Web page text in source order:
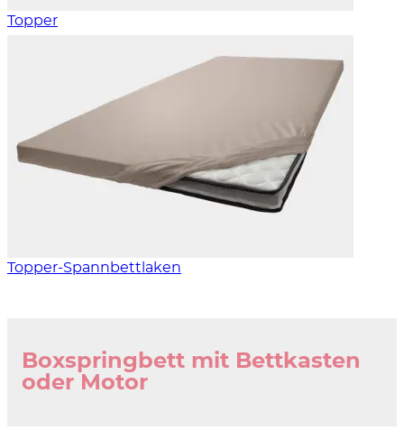
Topper
Topper-Spannbettlaken
Boxspringbett mit Bettkasten
oder Motor